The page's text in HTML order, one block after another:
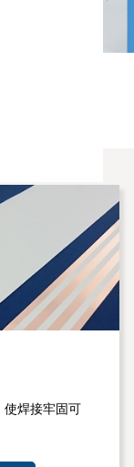
使焊接牢固可